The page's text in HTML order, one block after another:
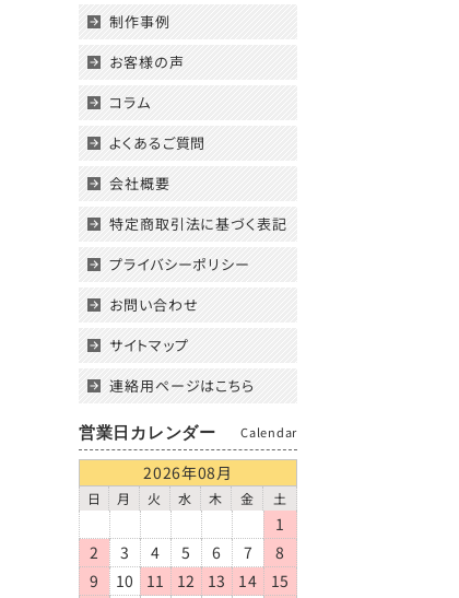
制作事例
お客様の声
コラム
よくあるご質問
会社概要
特定商取引法に基づく表記
プライバシーポリシー
お問い合わせ
サイトマップ
連絡用ページはこちら
営業日カレンダー Calendar
2026年08月
日 月 火 水 木 金 土
1
2
3 4 5 6 7
8
9
10 11 12 13 14
15